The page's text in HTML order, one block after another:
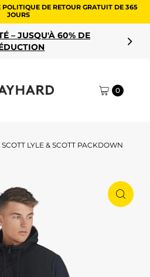
DE RETOUR GRATUIT DE 365
JOURS
JUSQU'À 60% DE
0
SCOTT LYLE & SCOTT PACKDOWN